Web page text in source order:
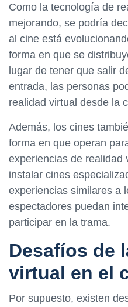
Como la tecnología de
mejorando, se podría
al cine está
forma en que se
lugar de tener que salir
entrada, las personas
realidad virtual desde la
Además, los cines
forma en que operan
experiencias de realidad
instalar cines
experiencias similares a
espectadores puedan
participar en la trama.
Desafíos de
virtual en el
Por supuesto, existen